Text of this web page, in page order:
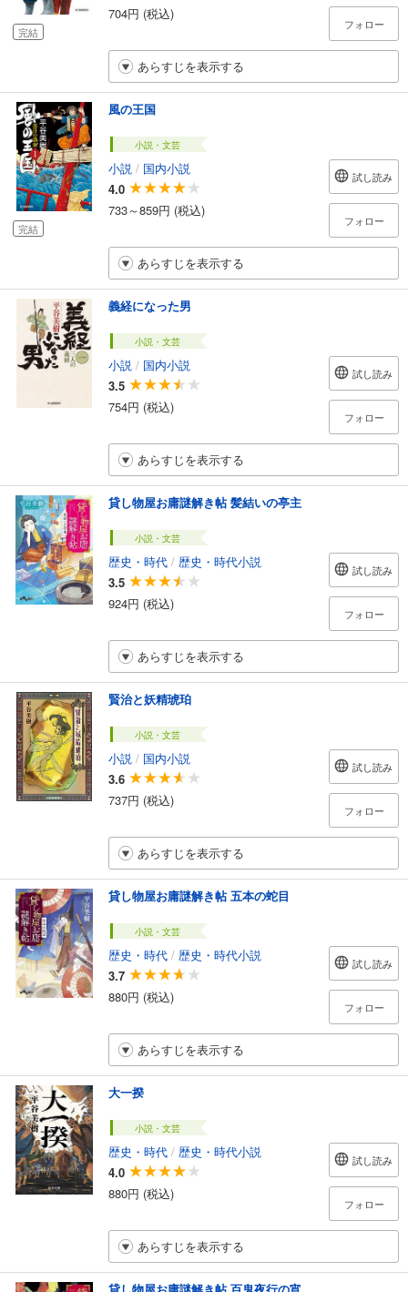
完結
704円 (税込)
フォロー
あらすじを表示する
完結
風の王国
小説・文芸
小説 / 国内小説
4.0
733～859円 (税込)
試し読み
フォロー
あらすじを表示する
義経になった男
小説・文芸
小説 / 国内小説
3.5
754円 (税込)
試し読み
フォロー
あらすじを表示する
貸し物屋お庸謎解き帖 髪結いの亭主
小説・文芸
歴史・時代 / 歴史・時代小説
3.5
924円 (税込)
試し読み
フォロー
あらすじを表示する
賢治と妖精琥珀
小説・文芸
小説 / 国内小説
3.6
737円 (税込)
試し読み
フォロー
あらすじを表示する
貸し物屋お庸謎解き帖 五本の蛇目
小説・文芸
歴史・時代 / 歴史・時代小説
3.7
880円 (税込)
試し読み
フォロー
あらすじを表示する
大一揆
小説・文芸
歴史・時代 / 歴史・時代小説
4.0
880円 (税込)
試し読み
フォロー
あらすじを表示する